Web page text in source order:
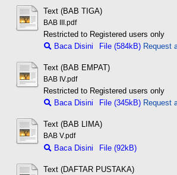
Text (BAB TIGA)
BAB III.pdf
Restricted to Registered users only
Baca Disini
File (584kB) Request
Text (BAB EMPAT)
BAB IV.pdf
Restricted to Registered users only
Baca Disini
File (345kB) Request
Text (BAB LIMA)
BAB V.pdf
Baca Disini File (92kB)
Text (DAFTAR PUSTAKA)